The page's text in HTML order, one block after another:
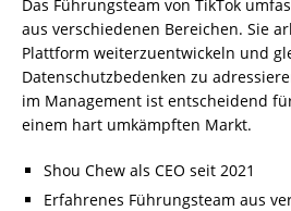
Das Führungsteam von TikTok
aus verschiedenen Bereichen. Sie
Plattform weiterzuentwickeln und
Datenschutzbedenken zu
im Management ist entscheidend für
einem hart umkämpften Markt.
Shou Chew als CEO seit 2021
Erfahrenes Führungsteam aus